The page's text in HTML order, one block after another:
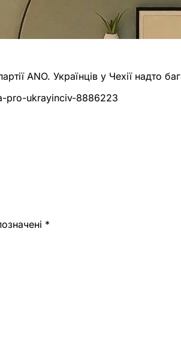
ANO. Українців у Чехії надто
pro-ukrayinciv-8886223
*